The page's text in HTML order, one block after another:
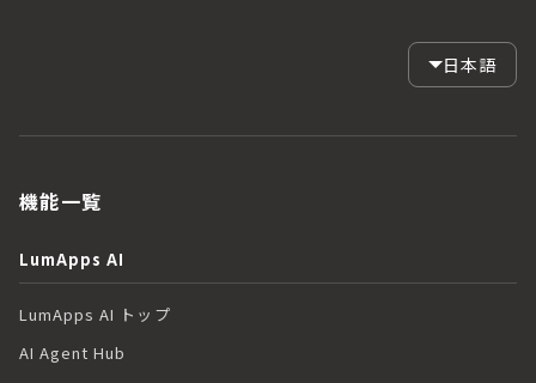
日本語
機能一覧
LumApps AI
LumApps AI トップ
AI Agent Hub